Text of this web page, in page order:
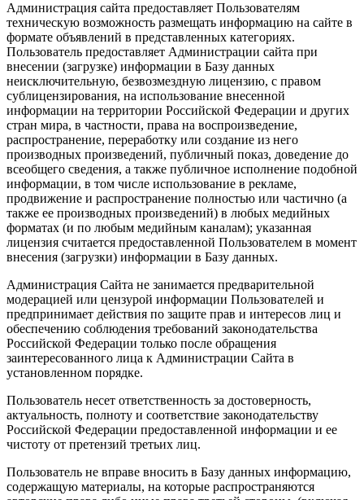
Администрация сайта предоставляет Пользователям
техническую возможность размещать информацию на сайте в
формате объявлений в представленных категориях.
Пользователь предоставляет Администрации сайта при
внесении (загрузке) информации в Базу данных
неисключительную, безвозмездную лицензию, с правом
сублицензирования, на использование внесенной
информации на территории Российской Федерации и других
стран мира, в частности, права на воспроизведение,
распространение, переработку или создание из него
производных произведений, публичный показ, доведение до
всеобщего сведения, а также публичное исполнение подобной
информации, в том числе использование в рекламе,
продвижение и распространение полностью или частично (а
также ее производных произведений) в любых медийных
форматах (и по любым медийным каналам); указанная
лицензия считается предоставленной Пользователем в момент
внесения (загрузки) информации в Базу данных.
Администрация Сайта не занимается предварительной
модерацией или цензурой информации Пользователей и
предпринимает действия по защите прав и интересов лиц и
обеспечению соблюдения требований законодательства
Российской Федерации только после обращения
заинтересованного лица к Администрации Сайта в
установленном порядке.
Пользователь несет ответственность за достоверность,
актуальность, полноту и соответствие законодательству
Российской Федерации предоставленной информации и ее
чистоту от претензий третьих лиц.
Пользователь не вправе вносить в Базу данных информацию,
содержащую материалы, на которые распространяются